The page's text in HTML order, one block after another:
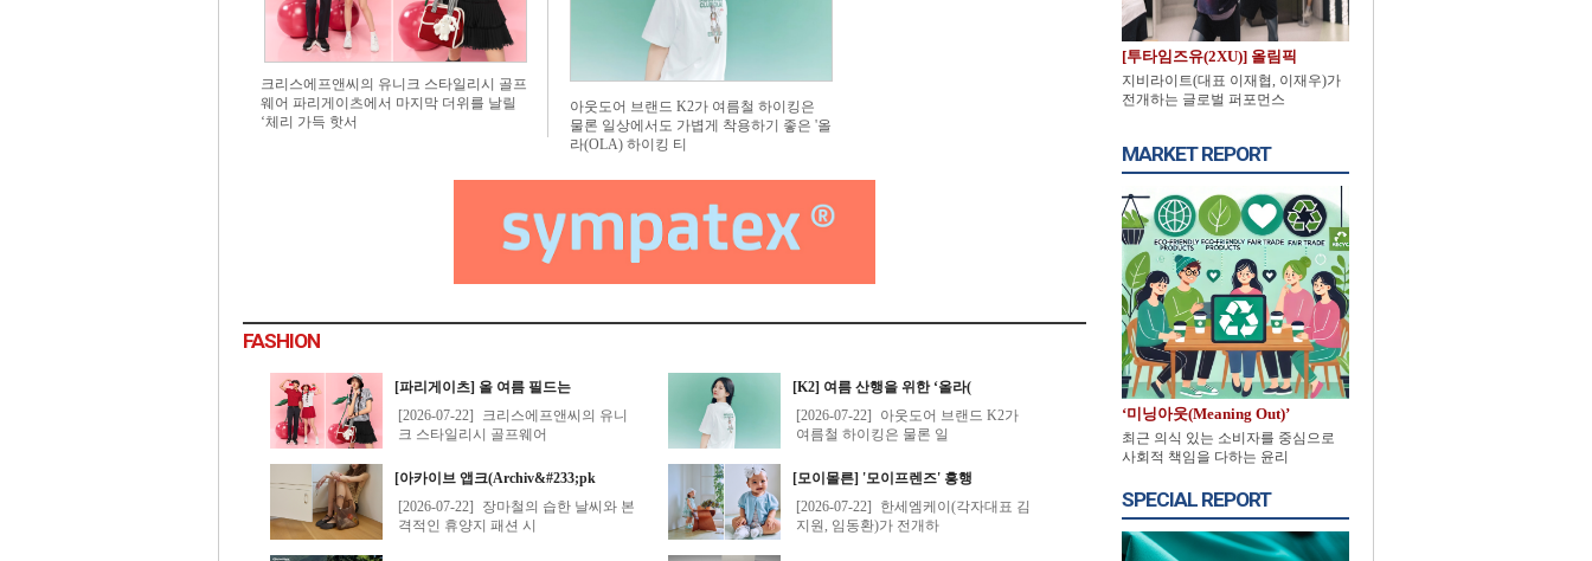
크리스에프앤씨의 유니크 스타일리시 골프
웨어 파리게이츠에서 마지막 더위를 날릴
‘체리 가득 핫서
아웃도어 브랜드 K2가 여름철 하이킹은
물론 일상에서도 가볍게 착용하기 좋은 '올
라(OLA) 하이킹 티
[투타임즈유(2XU)] 올림픽
지비라이트(대표 이재협, 이재우)가
전개하는 글로벌 퍼포먼스
MARKET REPORT
‘미닝아웃(Meaning Out)’
최근 의식 있는 소비자를 중심으로
사회적 책임을 다하는 윤리
SPECIAL REPORT
FASHION